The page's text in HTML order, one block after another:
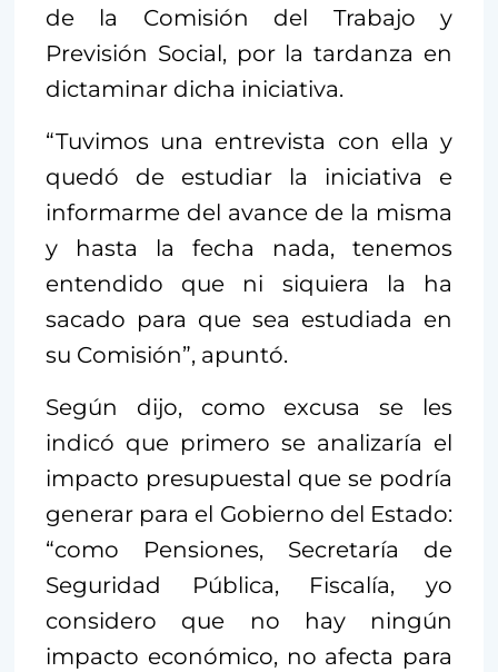
de la Comisión del Trabajo y
Previsión Social, por la tardanza en
dictaminar dicha iniciativa.
“Tuvimos una entrevista con ella y
quedó de estudiar la iniciativa e
informarme del avance de la misma
y hasta la fecha nada, tenemos
entendido que ni siquiera la ha
sacado para que sea estudiada en
su Comisión”, apuntó.
Según dijo, como excusa se les
indicó que primero se analizaría el
impacto presupuestal que se podría
generar para el Gobierno del Estado:
“como Pensiones, Secretaría de
Seguridad Pública, Fiscalía, yo
considero que no hay ningún
impacto económico, no afecta para